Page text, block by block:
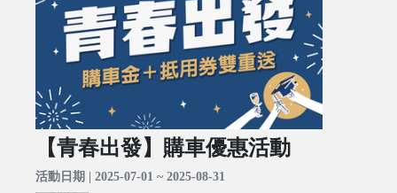
【青春出發】購車優惠活動
活動日期 | 2025-07-01 ~ 2025-08-31